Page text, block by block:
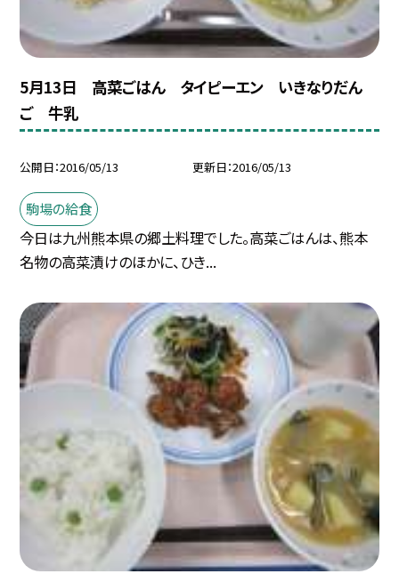
5月13日 高菜ごはん タイピーエン いきなりだん
ご 牛乳
公開日 2016/05/13 更新日 2016/05/13
駒場の給食
今日は九州熊本県の郷土料理でした。高菜ごはんは、熊本
名物の高菜漬けのほかに、ひき...